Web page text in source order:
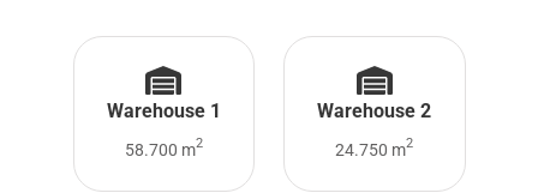
Warehouse 1
58.700 m2
Warehouse 2
24.750 m2